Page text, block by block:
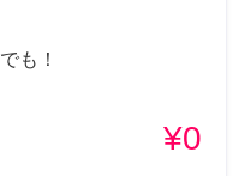
も！
¥0